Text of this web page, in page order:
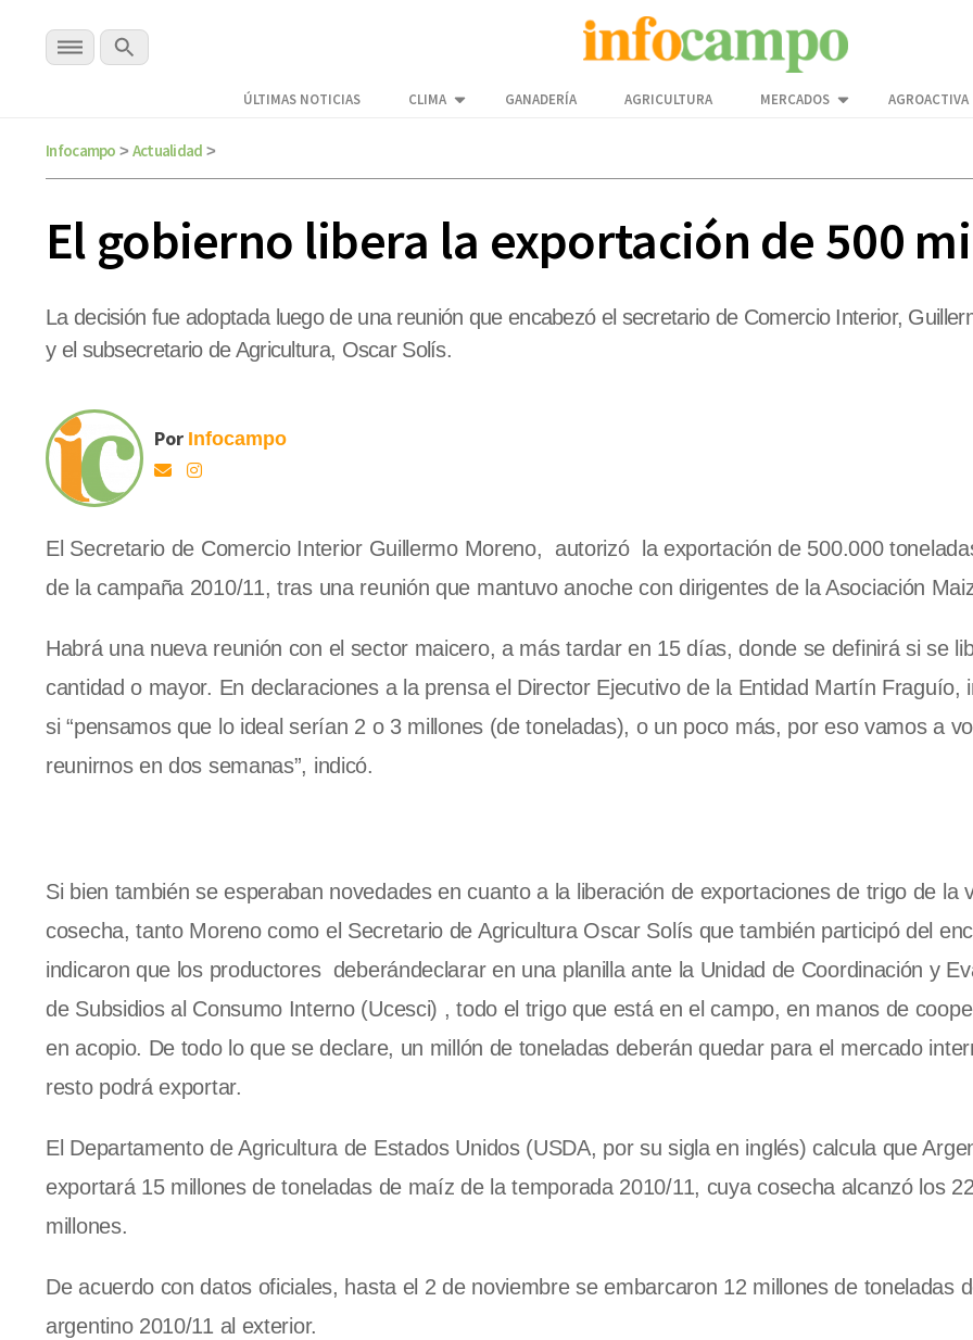
ÚLTIMAS NOTICIAS CLIMA GANADERÍA AGRICULTURA MERCADOS AGROACTIVA
Infocampo > Actualidad >
El gobierno libera la exportación de 500
La decisión fue adoptada luego de una reunión que encabezó el secretario de Comercio Interior,
y el subsecretario de Agricultura, Oscar Solís.
Por Infocampo
El Secretario de Comercio Interior Guillermo Moreno, autorizó la exportación de 500.000
de la campaña 2010/11, tras una reunión que mantuvo anoche con dirigentes de la Asociación
Habrá una nueva reunión con el sector maicero, a más tardar en 15 días, donde se definirá si se
cantidad o mayor. En declaraciones a la prensa el Director Ejecutivo de la Entidad Martín Fraguío,
si “pensamos que lo ideal serían 2 o 3 millones (de toneladas), o un poco más, por eso vamos a
reunirnos en dos semanas”, indicó.
Si bien también se esperaban novedades en cuanto a la liberación de exportaciones de trigo de la
cosecha, tanto Moreno como el Secretario de Agricultura Oscar Solís que también participó del
indicaron que los productores deberándeclarar en una planilla ante la Unidad de Coordinación y
de Subsidios al Consumo Interno (Ucesci) , todo el trigo que está en el campo, en manos de
en acopio. De todo lo que se declare, un millón de toneladas deberán quedar para el mercado
resto podrá exportar.
El Departamento de Agricultura de Estados Unidos (USDA, por su sigla en inglés) calcula que
exportará 15 millones de toneladas de maíz de la temporada 2010/11, cuya cosecha alcanzó los
millones.
De acuerdo con datos oficiales, hasta el 2 de noviembre se embarcaron 12 millones de toneladas
argentino 2010/11 al exterior.